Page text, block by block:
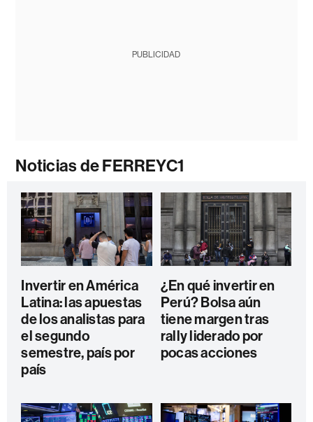
PUBLICIDAD
Noticias de FERREYC1
Invertir en América
Latina: las apuestas
de los analistas para
el segundo
semestre, país por
país
¿En qué invertir en
Perú? Bolsa aún
tiene margen tras
rally liderado por
pocas acciones